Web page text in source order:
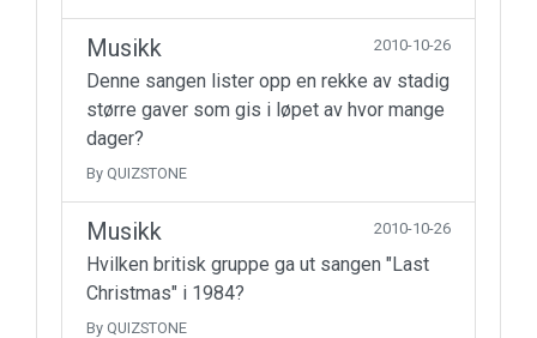
Musikk 2010-10-26
Denne sangen lister opp en rekke av stadig
større gaver som gis i løpet av hvor mange
dager?
By QUIZSTONE
Musikk 2010-10-26
Hvilken britisk gruppe ga ut sangen "Last
Christmas" i 1984?
By QUIZSTONE